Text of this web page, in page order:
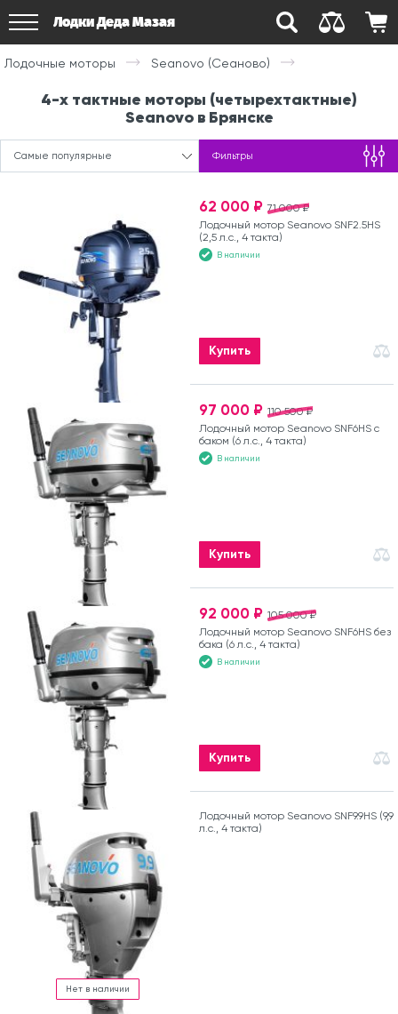
Лодки Деда Мазая
Лодочные моторы Seanovo (Сеаново)
4-х тактные моторы (четырехтактные)
Seanovo в Брянске
Самые популярные Фильтры
71 000 ₽
62 000 ₽
Лодочный мотор Seanovo SNF2.5HS
(2,5 л.с., 4 такта)
В наличии
Купить
110 500 ₽
97 000 ₽
Лодочный мотор Seanovo SNF6HS с
баком (6 л.с., 4 такта)
В наличии
Купить
105 000 ₽
92 000 ₽
Лодочный мотор Seanovo SNF6HS без
бака (6 л.с., 4 такта)
В наличии
Купить
Нет в наличии
Лодочный мотор Seanovo SNF9.9HS (9,9
л.с., 4 такта)